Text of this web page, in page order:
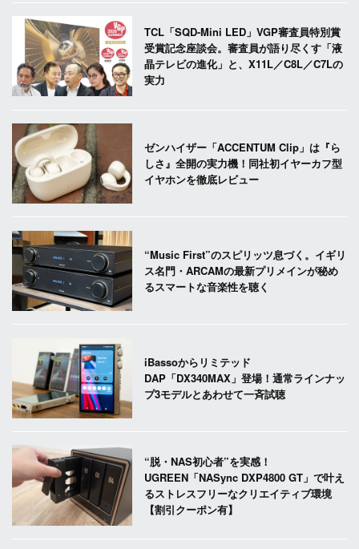
TCL「SQD-Mini LED」VGP審査員特別賞
受賞記念座談会。審査員が語り尽くす「液
晶テレビの進化」と、X11L／C8L／C7Lの
実力
ゼンハイザー「ACCENTUM Clip」は『ら
しさ』全開の実力機！同社初イヤーカフ型
イヤホンを徹底レビュー
“Music First”のスピリッツ息づく。イギリ
ス名門・ARCAMの最新プリメインが秘め
るスマートな音楽性を聴く
iBassoからリミテッド
DAP「DX340MAX」登場！通常ラインナッ
プ3モデルとあわせて一斉試聴
“脱・NAS初心者”を実感！
UGREEN「NASync DXP4800 GT」で叶え
るストレスフリーなクリエイティブ環境
【割引クーポン有】